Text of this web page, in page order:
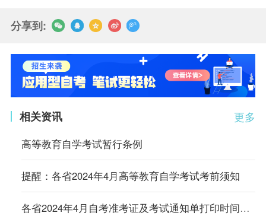
分享到:
更多
相关资讯
高等教育自学考试暂行条例
提醒：各省2024年4月高等教育自学考试考前须知
各省2024年4月自考准考证及考试通知单打印时间及入口汇总